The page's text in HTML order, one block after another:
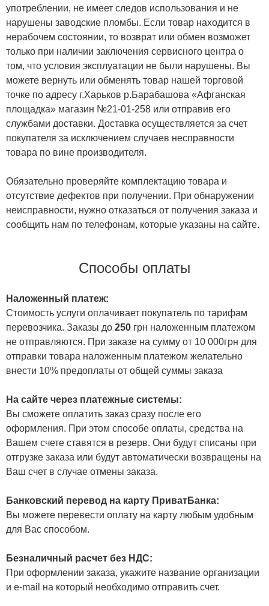
употреблении, не имеет следов использования и не
нарушены заводские пломбы. Если товар находится в
нерабочем состоянии, то возврат или обмен возможет
только при наличии заключения сервисного центра о
том, что условия эксплуатации не были нарушены. Вы
можете вернуть или обменять товар нашей торговой
точке по адресу г.Харьков р.Барабашова «Афганская
площадка» магазин №21-01-258 или отправив его
службами доставки. Доставка осуществляется за счет
покупателя за исключением случаев несправности
товара по вине производителя.
Обязательно проверяйте комплектацию товара и
отсутствие дефектов при получении. При обнаружении
неисправности, нужно отказаться от получения заказа и
сообщить нам по телефонам, которые указаны на сайте.
Способы оплаты
Наложенный платеж:
Стоимость услуги оплачивает покупатель по тарифам
перевозчика. Заказы до 250 грн наложенным платежом
не отправляются. При заказе на сумму от 10 000грн для
отправки товара наложенным платежом желательно
внести 10% предоплаты от общей суммы заказа
На сайте через платежные системы:
Вы сможете оплатить заказ сразу после его
оформления. При этом способе оплаты, средства на
Вашем счете ставятся в резерв. Они будут списаны при
отгрузке заказа или будут автоматически возвращены на
Ваш счет в случае отмены заказа.
Банковский перевод на карту ПриватБанка:
Вы можете перевести оплату на карту любым удобным
для Вас способом.
Безналичный расчет без НДС:
При оформлении заказа, укажите название организации
и e-mail на который необходимо отправить счет.